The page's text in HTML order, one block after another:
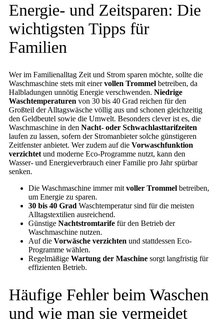
Energie- und Zeitsparen: Die
wichtigsten Tipps für
Familien
Wer im Familienalltag Zeit und Strom sparen möchte, sollte die
Waschmaschine stets mit einervollen Trommel betreiben, da
Halbladungen unnötig Energie verschwenden. Niedrige
Waschtemperaturen von 30 bis 40 Grad reichen für den
Großteil der Alltagswäsche völlig aus und schonen gleichzeitig
den Geldbeutel sowie die Umwelt. Besonders clever ist es, die
Waschmaschine in den Nacht- oder Schwachlasttarifzeiten
laufen zu lassen, sofern der Stromanbieter solche günstigeren
Zeitfenster anbietet. Wer zudem auf die Vorwaschfunktion
verzichtet und moderne Eco-Programme nutzt, kann den
Wasser- und Energieverbrauch einer Familie pro Jahr spürbar
senken.
Die Waschmaschine immer mit voller Trommel betreiben,
um Energie zu sparen.
30 bis 40 Grad Waschtemperatur sind für die meisten
Alltagstextilien ausreichend.
Günstige Nachtstromtarife für den Betrieb der
Waschmaschine nutzen.
Auf die Vorwäsche verzichten und stattdessen Eco-
Programme wählen.
Regelmäßige Wartung der Maschine sorgt langfristig für
effizienten Betrieb.
Häufige Fehler beim Waschen
und wie man sie vermeidet